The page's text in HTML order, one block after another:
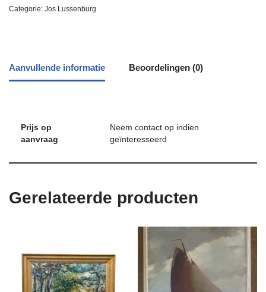
Categorie: Jos Lussenburg
Aanvullende informatie Beoordelingen (0)
Prijs op
aanvraag
Neem contact op indien
geïnteresseerd
Gerelateerde producten